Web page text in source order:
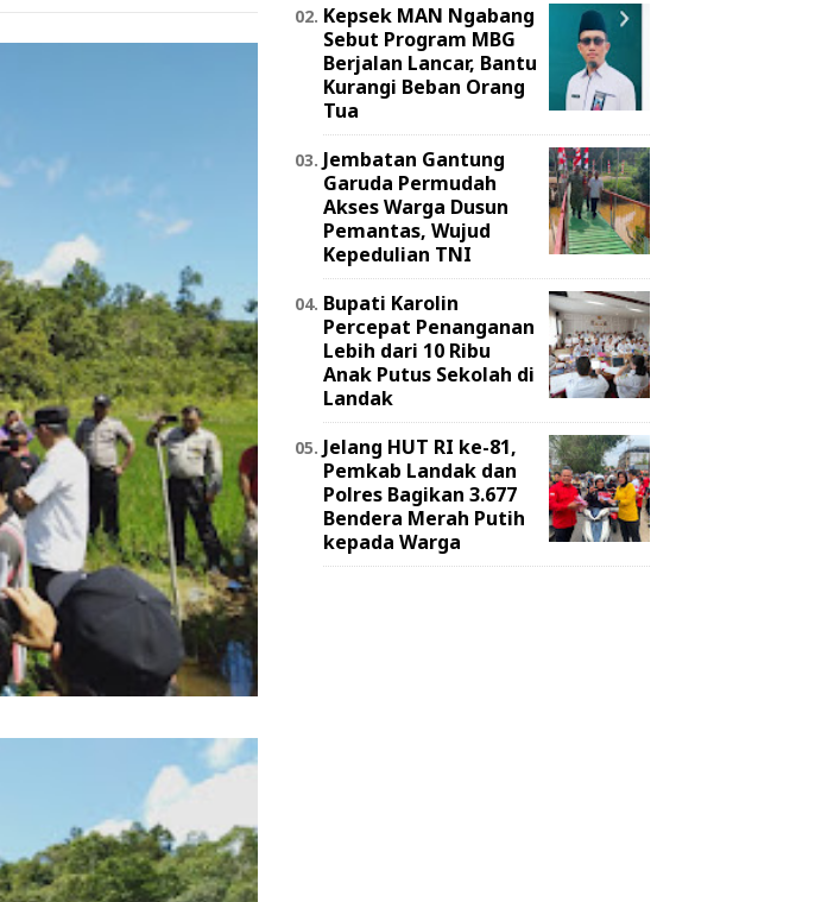
Kepsek MAN Ngabang
Sebut Program MBG
Berjalan Lancar, Bantu
Kurangi Beban Orang
Tua
Jembatan Gantung
Garuda Permudah
Akses Warga Dusun
Pemantas, Wujud
Kepedulian TNI
Bupati Karolin
Percepat Penanganan
Lebih dari 10 Ribu
Anak Putus Sekolah di
Landak
Jelang HUT RI ke-81,
Pemkab Landak dan
Polres Bagikan 3.677
Bendera Merah Putih
kepada Warga